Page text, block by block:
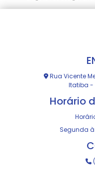
Rua Vicente
Itatiba -
Horário
Segunda à